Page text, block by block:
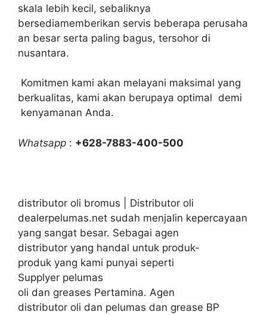
skala lebih kecil, sebaliknya
bersediamemberikan servis beberapa perusaha
an besar serta paling bagus, tersohor di
nusantara.
Komitmen kami akan melayani maksimal yang
berkualitas, kami akan berupaya optimal demi
kenyamanan Anda.
Whatsapp : +628-7883-400-500
distributor oli bromus | Distributor oli
dealerpelumas.net sudah menjalin kepercayaan
yang sangat besar. Sebagai agen
distributor yang handal untuk produk-
produk yang kami punyai seperti
Supplyer pelumas
oli dan greases Pertamina. Agen
distributor oli dan pelumas dan grease BP